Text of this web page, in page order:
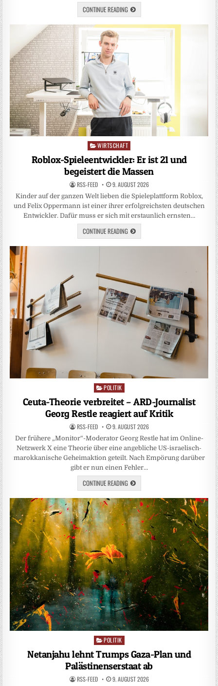
CONTINUE READING
Posted
WIRTSCHAFT
Roblox-Spieleentwickler: Er ist 21 und
begeistert die Massen
RSS-FEED 9. AUGUST 2026
Kinder auf der ganzen Welt lieben die Spieleplattform Roblox,
und Felix Oppermann ist einer ihrer erfolgreichsten deutschen
Entwickler. Dafür muss er sich mit erstaunlich ernsten…
CONTINUE READING
Posted
in
POLITIK
Ceuta-Theorie verbreitet – ARD-Journalist
Georg Restle reagiert auf Kritik
RSS-FEED 9. AUGUST 2026
Der frühere „Monitor“-Moderator Georg Restle hat im Online-
Netzwerk X eine Theorie über eine angebliche US-israelisch-
marokkanische Geheimaktion geteilt. Nach Empörung darüber
gibt er nun einen Fehler…
CONTINUE READING
Posted
in
POLITIK
Netanjahu lehnt Trumps Gaza-Plan und
Palästinenserstaat ab
RSS-FEED 9. AUGUST 2026